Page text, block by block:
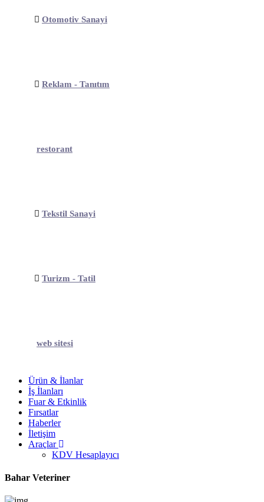
Otomotiv Sanayi
Reklam - Tanıtım
restorant
Tekstil Sanayi
Turizm - Tatil
web sitesi
Ürün & İlanlar
İş İlanları
Fuar & Etkinlik
Fırsatlar
Haberler
İletişim
Araçlar
KDV Hesaplayıcı
Bahar Veteriner